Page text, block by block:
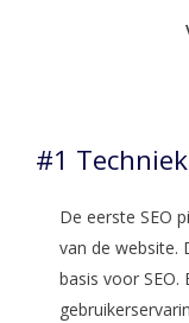
#1 Techniek
De eerste SEO
van de website.
basis voor SEO.